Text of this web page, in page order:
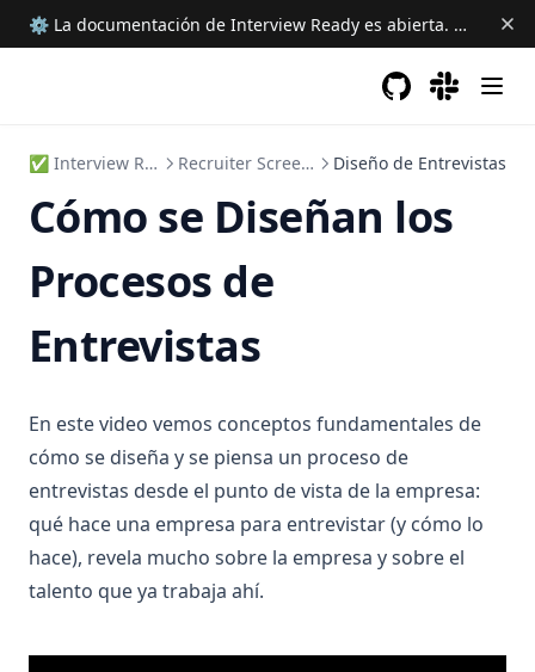
⚙ La documentación de Interview Ready es abierta.
✅ Interview Ready Recruiter Screening Diseño de Entrevistas
Cómo se Diseñan los
Procesos de
Entrevistas
En este video vemos conceptos fundamentales de
cómo se diseña y se piensa un proceso de
entrevistas desde el punto de vista de la empresa:
qué hace una empresa para entrevistar (y cómo lo
hace), revela mucho sobre la empresa y sobre el
talento que ya trabaja ahí.